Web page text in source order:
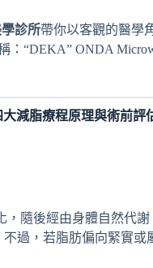
診所帶你以客觀的醫學
“DEKA” ONDA
減脂療程原理與術前評
隨後經由身體自然代謝
過，若脂肪偏向緊實或